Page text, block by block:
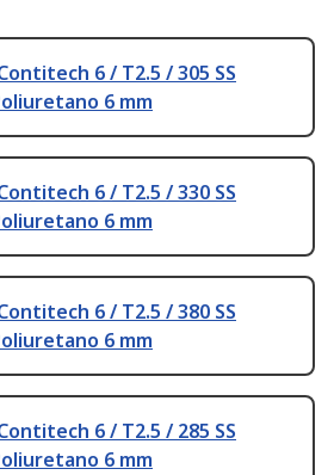
6 / T2.5 / 305 SS
6 mm
6 / T2.5 / 330 SS
6 mm
6 / T2.5 / 380 SS
6 mm
6 / T2.5 / 285 SS
6 mm